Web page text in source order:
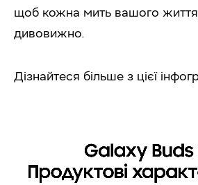
щоб кожна мить вашого
дивовижно.
Дізнайтеся більше з цієї